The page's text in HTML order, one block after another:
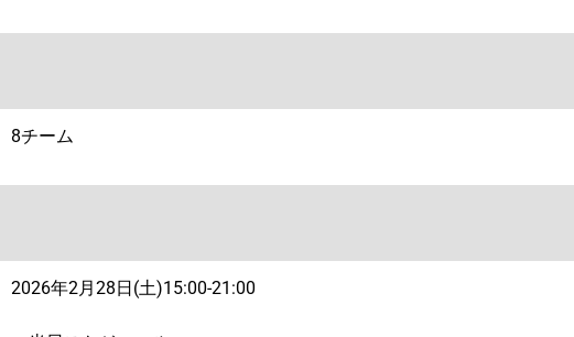
8チーム
2026年2月28日(土)15:00-21:00